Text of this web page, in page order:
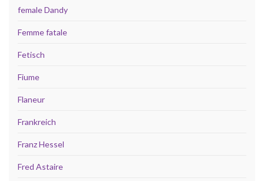
female Dandy
Femme fatale
Fetisch
Fiume
Flaneur
Frankreich
Franz Hessel
Fred Astaire